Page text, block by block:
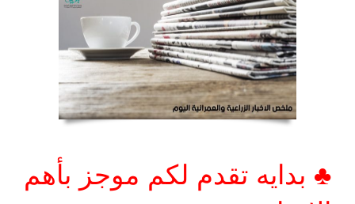
♣ بدايه تقدم لكم موجز بأهم